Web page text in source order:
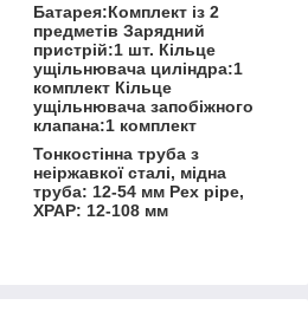
Батарея:Комплект із 2
предметів Зарядний
пристрій:1 шт. Кільце
ущільнювача циліндра:1
комплект Кільце
ущільнювача запобіжного
клапана:1 комплект
Тонкостінна труба з
неіржавкої сталі, мідна
труба: 12-54 мм Pex pipe,
XPAP: 12-108 мм